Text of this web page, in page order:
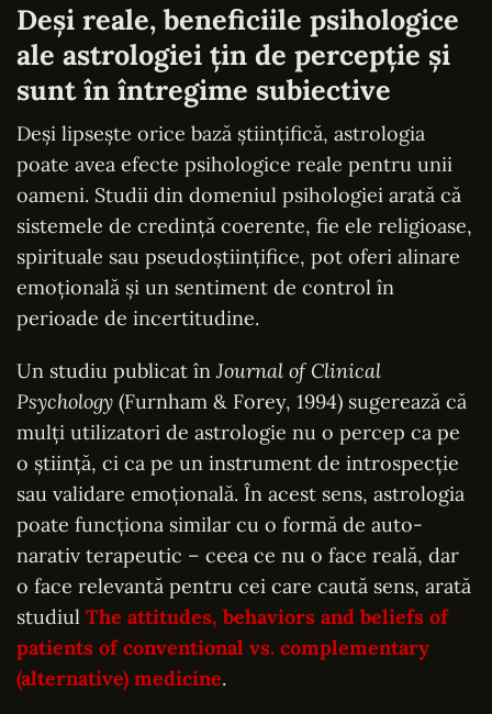
Deși reale, beneficiile psihologice
ale astrologiei țin de percepție și
sunt în întregime subiective
Deși lipsește orice bază științifică, astrologia
poate avea efecte psihologice reale pentru unii
oameni. Studii din domeniul psihologiei arată că
sistemele de credință coerente, fie ele religioase,
spirituale sau pseudoștiințifice, pot oferi alinare
emoțională și un sentiment de control în
perioade de incertitudine.
Un studiu publicat în Journal of Clinical
Psychology (Furnham & Forey, 1994) sugerează că
mulți utilizatori de astrologie nu o percep ca pe
o știință, ci ca pe un instrument de introspecție
sau validare emoțională. În acest sens, astrologia
poate funcționa similar cu o formă de auto-
narativ terapeutic – ceea ce nu o face reală, dar
o face relevantă pentru cei care caută sens, arată
studiul The attitudes, behaviors and beliefs of
patients of conventional vs. complementary
(alternative) medicine.